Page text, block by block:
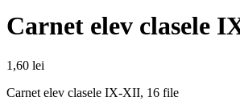
Carnet elev clasele
1,60 lei
Carnet elev clasele IX-XII, 16 file